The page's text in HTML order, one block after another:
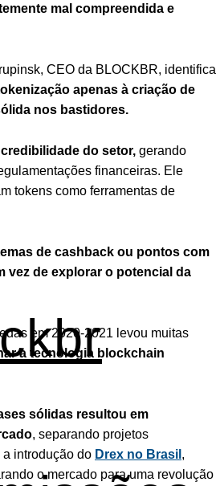
mal compreendida e
CEO da BLOCKBR, identifica
apenas à criação de
nos bastidores.
do setor, gerando
financeiras. Ele
tokens como ferramentas de
de cashback ou pontos com
vez de explorar o potencial da
em 2020-2021 levou muitas
a tecnologia blockchain
sólidas resultou em
, separando projetos
introdução do Drex no Brasil ,
o mercado para uma revolução